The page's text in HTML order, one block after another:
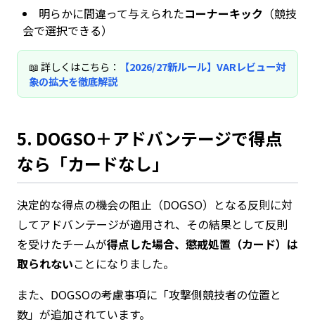
明らかに間違って与えられたコーナーキック （競技
会で選択できる）
📖 詳しくはこちら：
【2026/27新ルール】VARレビュー対
象の拡大を徹底解説
5. DOGSO＋アドバンテージで得点
なら「カードなし」
決定的な得点の機会の阻止（DOGSO）となる反則に対
してアドバンテージが適用され、その結果として反則
を受けたチームが得点した場合、懲戒処置（カード）は
取られないことになりました。
また、DOGSOの考慮事項に「攻撃側競技者の位置と
数」が追加されています。